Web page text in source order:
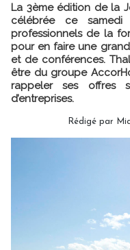
La 3ème édition de la
célébrée ce samedi
professionnels de la
pour en faire une
et de conférences.
être du groupe
rappeler ses offres
d’entreprises.
Rédigé par